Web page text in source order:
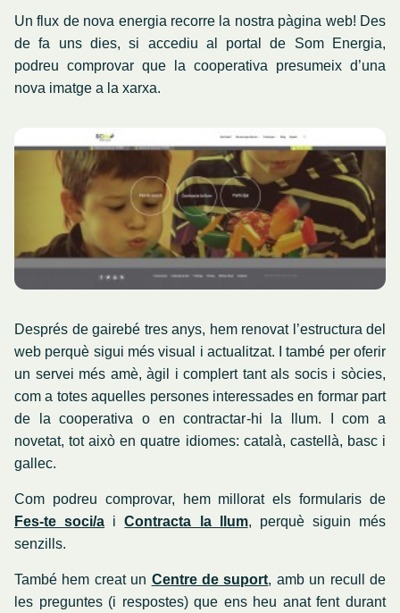
Un flux de nova energia recorre la nostra pàgina web! Des
de fa uns dies, si accediu al portal de Som Energia,
podreu comprovar que la cooperativa presumeix d’una
nova imatge a la xarxa.
Després de gairebé tres anys, hem renovat l’estructura del
web perquè sigui més visual i actualitzat. I també per oferir
un servei més amè, àgil i complert tant als socis i sòcies,
com a totes aquelles persones interessades en formar part
de la cooperativa o en contractar-hi la llum. I com a
novetat, tot això en quatre idiomes: català, castellà, basc i
gallec.
Com podreu comprovar, hem millorat els formularis de
Fes-te soci/a iContracta la llum, perquè siguin més
senzills.
També hem creat un Centre de suport, amb un recull de
les preguntes (i respostes) que ens heu anat fent durant